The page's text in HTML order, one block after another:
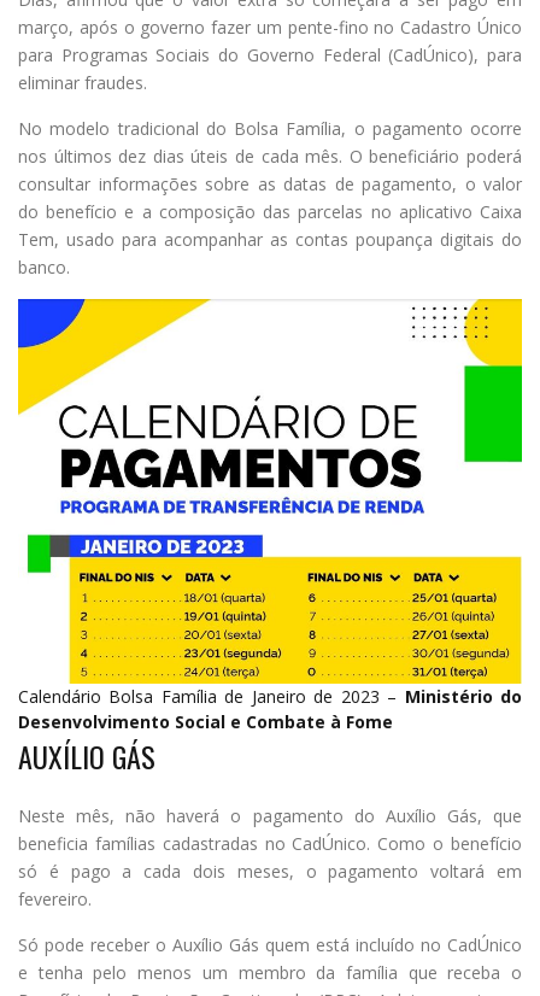
março, após o governo fazer um pente-fino no Cadastro Único
para Programas Sociais do Governo Federal (CadÚnico), para
eliminar fraudes.
No modelo tradicional do Bolsa Família, o pagamento ocorre
nos últimos dez dias úteis de cada mês. O beneficiário poderá
consultar informações sobre as datas de pagamento, o valor
do benefício e a composição das parcelas no aplicativo Caixa
Tem, usado para acompanhar as contas poupança digitais do
banco.
Calendário Bolsa Família de Janeiro de 2023 – Ministério do
Desenvolvimento Social e Combate à Fome
AUXÍLIO GÁS
Neste mês, não haverá o pagamento do Auxílio Gás, que
beneficia famílias cadastradas no CadÚnico. Como o benefício
só é pago a cada dois meses, o pagamento voltará em
fevereiro.
Só pode receber o Auxílio Gás quem está incluído no CadÚnico
e tenha pelo menos um membro da família que receba o